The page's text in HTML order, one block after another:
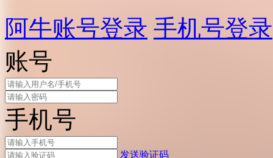
阿牛账号登录 手机号登录
账号
手机号
发送验证码